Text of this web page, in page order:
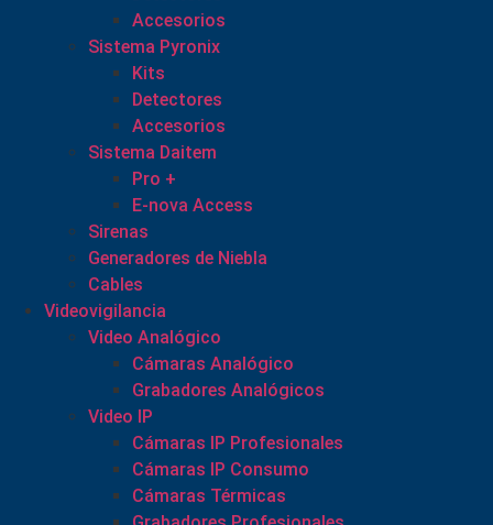
Accesorios
Sistema Pyronix
Kits
Detectores
Accesorios
Sistema Daitem
Pro +
E-nova Access
Sirenas
Generadores de Niebla
Cables
Videovigilancia
Video Analógico
Cámaras Analógico
Grabadores Analógicos
Video IP
Cámaras IP Profesionales
Cámaras IP Consumo
Cámaras Térmicas